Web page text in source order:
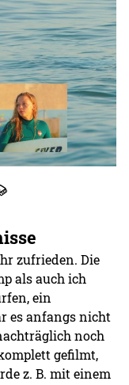
zufrieden. Die
als auch ich
ein
es anfangs nicht
noch
gefilmt,
z. B. mit einem